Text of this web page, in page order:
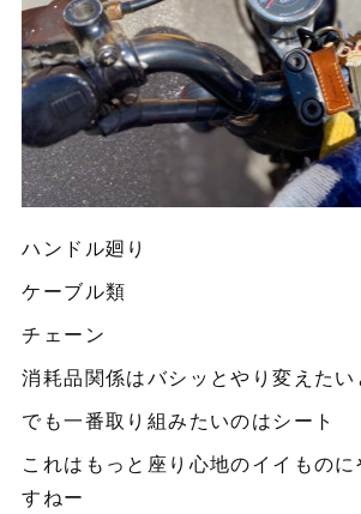
ハンドル廻り
ケーブル類
チェーン
消耗品関係はバシッとやり変えた
でも一番取り組みたいのはシート
これはもっと座り心地のイイもの
すねー